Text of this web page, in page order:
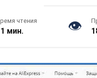
чтения
мин.